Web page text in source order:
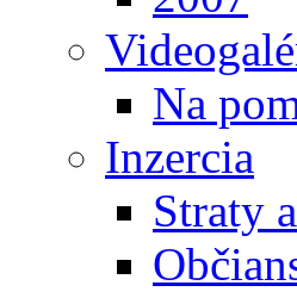
Na
Inzercia
Straty